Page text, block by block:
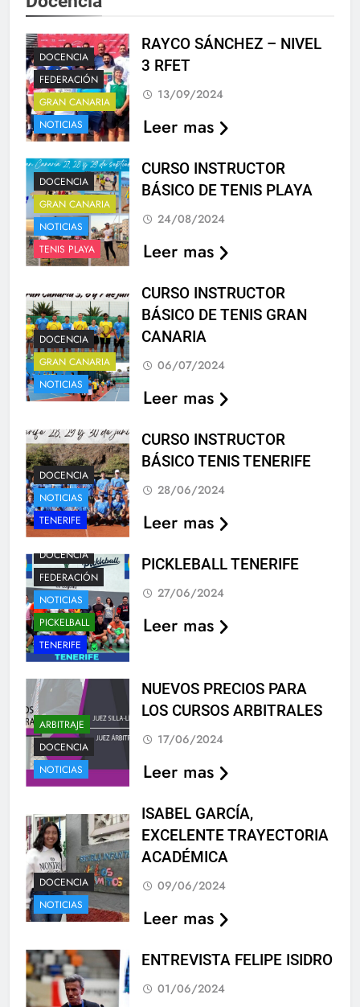
DOCENCIA
FEDERACIÓN
GRAN CANARIA
NOTICIAS
RAYCO SÁNCHEZ – NIVEL
3 RFET
13/09/2024
Leer mas
DOCENCIA
GRAN CANARIA
NOTICIAS
TENIS PLAYA
CURSO INSTRUCTOR
BÁSICO DE TENIS PLAYA
24/08/2024
Leer mas
DOCENCIA
GRAN CANARIA
NOTICIAS
CURSO INSTRUCTOR
BÁSICO DE TENIS GRAN
CANARIA
06/07/2024
Leer mas
DOCENCIA
NOTICIAS
TENERIFE
CURSO INSTRUCTOR
BÁSICO TENIS TENERIFE
28/06/2024
Leer mas
DOCENCIA
FEDERACIÓN
NOTICIAS
PICKELBALL
TENERIFE
PICKLEBALL TENERIFE
27/06/2024
Leer mas
ARBITRAJE
DOCENCIA
NOTICIAS
NUEVOS PRECIOS PARA
LOS CURSOS ARBITRALES
17/06/2024
Leer mas
DOCENCIA
NOTICIAS
ISABEL GARCÍA,
EXCELENTE TRAYECTORIA
ACADÉMICA
09/06/2024
Leer mas
ENTREVISTA FELIPE ISIDRO
01/06/2024